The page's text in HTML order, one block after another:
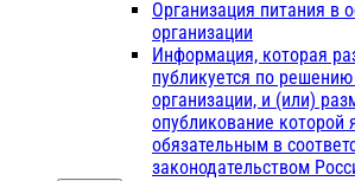
Организация питания в
организации
Информация, которая
публикуется по
организации, и (или)
опубликование которой
обязательным в
законодательством